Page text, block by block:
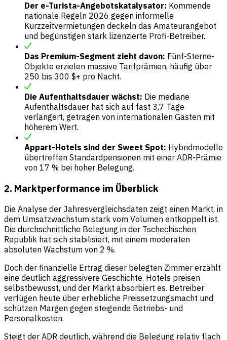
Der e-Turista-Angebotskatalysator: Kommende
nationale Regeln 2026 gegen informelle
Kurzzeitvermietungen deckeln das Amateurangebot
und begünstigen stark lizenzierte Profi-Betreiber.
Das Premium-Segment zieht davon: Fünf-Sterne-
Objekte erzielen massive Tarifprämien, häufig über
250 bis 300 $+ pro Nacht.
Die Aufenthaltsdauer wächst: Die mediane
Aufenthaltsdauer hat sich auf fast 3,7 Tage
verlängert, getragen von internationalen Gästen mit
höherem Wert.
Appart-Hotels sind der Sweet Spot: Hybridmodelle
übertreffen Standardpensionen mit einer ADR-Prämie
von 17 % bei hoher Belegung.
2. Marktperformance im Überblick
Die Analyse der Jahresvergleichsdaten zeigt einen Markt, in
dem Umsatzwachstum stark vom Volumen entkoppelt ist.
Die durchschnittliche Belegung in der Tschechischen
Republik hat sich stabilisiert, mit einem moderaten
absoluten Wachstum von 2 %.
Doch der finanzielle Ertrag dieser belegten Zimmer erzählt
eine deutlich aggressivere Geschichte. Hotels preisen
selbstbewusst, und der Markt absorbiert es. Betreiber
verfügen heute über erhebliche Preissetzungsmacht und
schützen Margen gegen steigende Betriebs- und
Personalkosten.
Steigt der ADR deutlich, während die Belegung relativ flach